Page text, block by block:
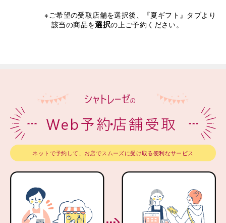
※ご希望の受取店舗を選択後、『夏ギフト』タブより
該当の商品を選択の上ご予約ください。
ネットで予約して、お店でスムーズに受け取る便利なサービス